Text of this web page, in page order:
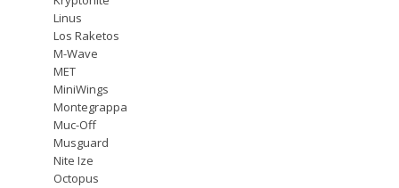
Linus
Los Raketos
M-Wave
MET
MiniWings
Montegrappa
Muc-Off
Musguard
Nite Ize
Octopus